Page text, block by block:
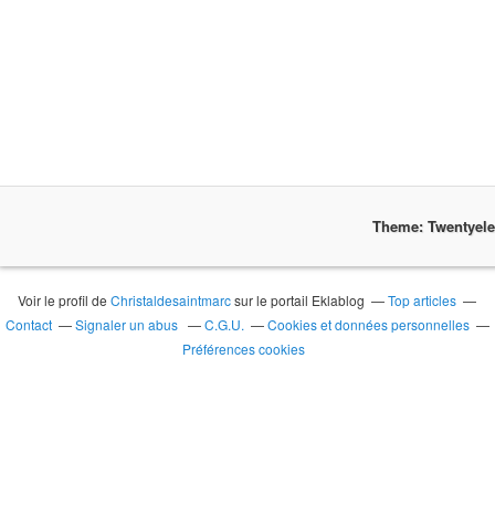
Theme:
Voir le profil deChristaldesaintmarcsur le portail Eklablog
Top articles
Contact
Signaler un abus C.G.U.
Cookies et données personnelles
Préférences cookies